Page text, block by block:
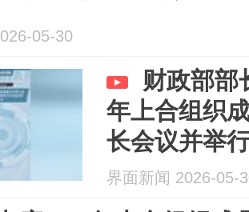
05-30
财政部部
年上合组织
长会议并举
界面新闻 2026-05-